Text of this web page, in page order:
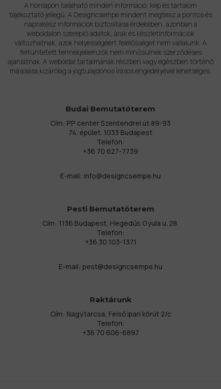
A honlapon található minden információ, kép és tartalom
tájékoztató jellegű. A Designcsempe mindent megtesz a pontos és
naprakész információk biztosítása érdekében, azonban a
weboldalon szereplő adatok, árak és készletinformációk
változhatnak, azok helyességéért felelősséget nem vállalunk. A
feltüntetett termékjellemzők nem minősülnek szerződéses
ajánlatnak. A weboldal tartalmának részben vagy egészben történő
másolása kizárólag a jogtulajdonos írásos engedélyével lehetséges.
Budai Bemutatóterem
Cím: PP center Szentendrei út 89-93
74. épület. 1033 Budapest
Telefon:
+36 70 627-7739
E-mail: info@designcsempe.hu
Pesti Bemutatóterem
Cím: 1136 Budapest, Hegedűs Gyula u. 28.
Telefon:
+36 30 103-1371
E-mail: pest@designcsempe.hu
Raktárunk
Cím: Nagytarcsa, Felső ipari körút 2/c
Telefon:
+36 70 606-6897